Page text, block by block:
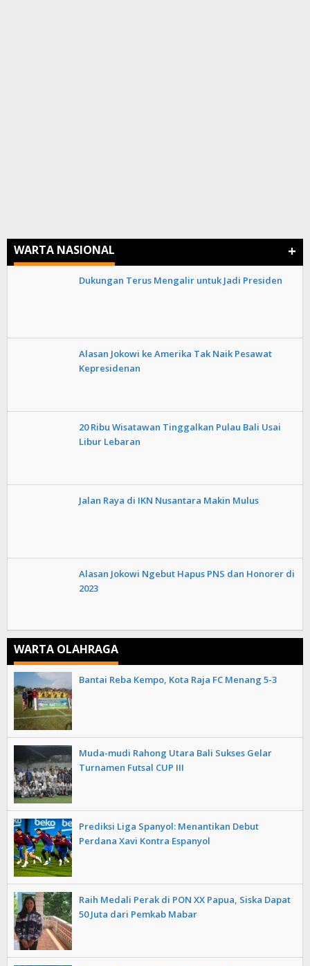
WARTA NASIONAL +
Dukungan Terus Mengalir untuk Jadi Presiden
Alasan Jokowi ke Amerika Tak Naik Pesawat
Kepresidenan
20 Ribu Wisatawan Tinggalkan Pulau Bali Usai
Libur Lebaran
Jalan Raya di IKN Nusantara Makin Mulus
Alasan Jokowi Ngebut Hapus PNS dan Honorer di
2023
WARTA OLAHRAGA
Bantai Reba Kempo, Kota Raja FC Menang 5-3
Muda-mudi Rahong Utara Bali Sukses Gelar
Turnamen Futsal CUP III
Prediksi Liga Spanyol: Menantikan Debut
Perdana Xavi Kontra Espanyol
Raih Medali Perak di PON XX Papua, Siska Dapat
50 Juta dari Pemkab Mabar